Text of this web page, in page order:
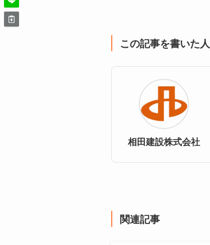
この記事を書いた人
相田建設株式会社
関連記事